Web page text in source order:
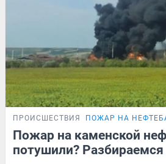
ПРОИСШЕСТВИЯ ПОЖАР НА
Пожар на каменской
потушили? Разбираемся